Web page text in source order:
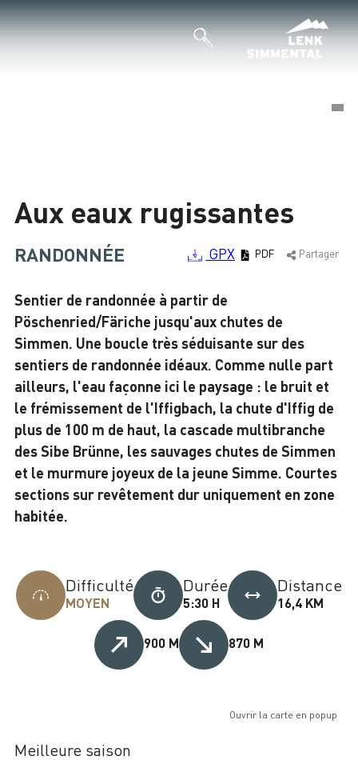
Aux eaux rugissantes
RANDONNÉE GPX PDF Partager
Sentier de randonnée à partir de
Pöschenried/Färiche jusqu'aux chutes de
Simmen. Une boucle très séduisante sur des
sentiers de randonnée idéaux. Comme nulle part
ailleurs, l'eau façonne ici le paysage : le bruit et
le frémissement de l'Iffigbach, la chute d'Iffig de
plus de 100 m de haut, la cascade multibranche
des Sibe Brünne, les sauvages chutes de Simmen
et le murmure joyeux de la jeune Simme. Courtes
sections sur revêtement dur uniquement en zone
habitée.
Difficulté
MOYEN
Durée
5:30 H
Distance
16,4 KM
900 M 870 M
Ouvrir la carte en popup
Meilleure saison